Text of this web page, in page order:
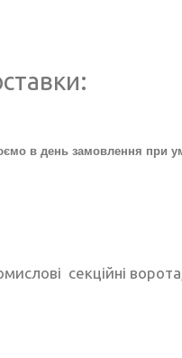
в день замовлення при
секційні